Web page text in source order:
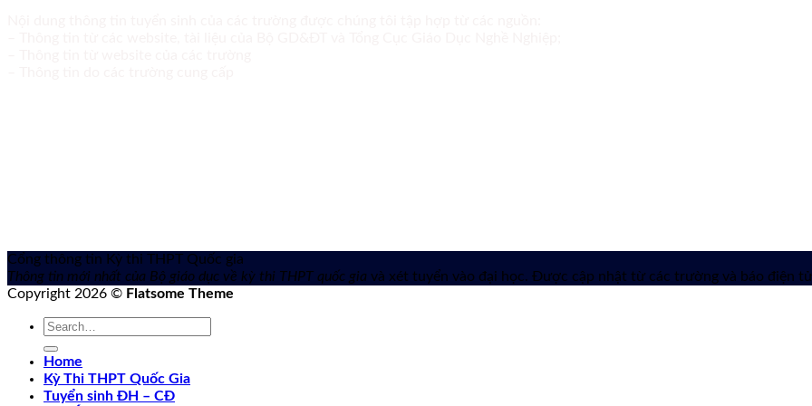
Cổng thông tin Kỳ thi THPT Quốc gia
Thông tin mới nhất của Bộ giáo dục về kỳ thi THPT quốc gia và xét tuyển vào đại học. Được cập nhật từ các trường và báo điện
Copyright 2026 © Flatsome Theme
Home
Kỳ Thi THPT Quốc Gia
Tuyển sinh ĐH – CĐ